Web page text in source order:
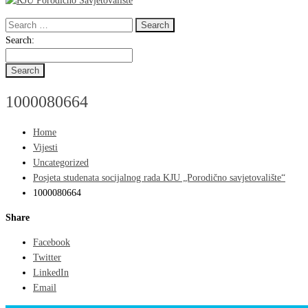
Search
for:
Search
Search:
1000080664
Home
Vijesti
Uncategorized
Posjeta studenata socijalnog rada KJU „Porodično savjetovalište“
1000080664
Share
Facebook
Twitter
LinkedIn
Email